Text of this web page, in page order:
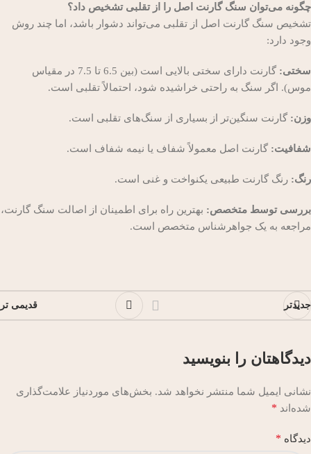
چگونه می‌توان سنگ گارنت اصل را از تقلبی تشخیص داد؟
تشخیص سنگ گارنت اصل از تقلبی می‌تواند دشوار باشد، اما چند روش
وجود دارد:
سختی:
گارنت دارای سختی بالایی است (بین 6.5 تا 7.5 در مقیاس
موس). اگر سنگ به راحتی خراشیده شود، احتمالاً تقلبی است.
وزن: گارنت سنگین‌تر از بسیاری از سنگ‌های تقلبی است.
شفافیت: گارنت اصل معمولاً شفاف یا نیمه شفاف است.
رنگ: رنگ گارنت طبیعی یکنواخت و غنی است.
بررسی توسط متخصص: بهترین راه برای اطمینان از اصالت سنگ گارنت،
مراجعه به یک جواهرشناس متخصص است.
جدیدتر قدیمی تر
دیدگاهتان را بنویسید
نشانی ایمیل شما منتشر نخواهد شد. بخش‌های موردنیاز علامت‌گذاری
شده‌اند *
دیدگاه *